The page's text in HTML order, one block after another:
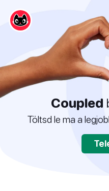
Coupled
Töltsd le ma a